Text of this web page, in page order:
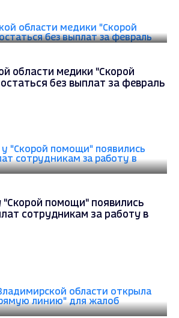
области медики "Скорой
без выплат за февраль
"Скорой помощи" появились
сотрудникам за работу в